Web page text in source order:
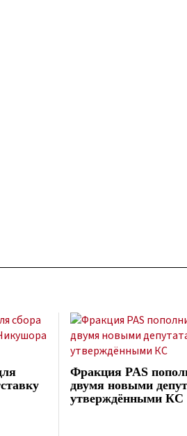
Фракция PAS
двумя новыми
утверждёнными КС